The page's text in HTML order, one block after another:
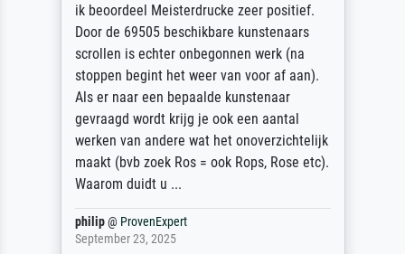
ik beoordeel Meisterdrucke zeer positief.
Door de 69505 beschikbare kunstenaars
scrollen is echter onbegonnen werk (na
stoppen begint het weer van voor af aan).
Als er naar een bepaalde kunstenaar
gevraagd wordt krijg je ook een aantal
werken van andere wat het onoverzichtelijk
maakt (bvb zoek Ros = ook Rops, Rose etc).
Waarom duidt u ...
philip@ ProvenExpert
September 23, 2025